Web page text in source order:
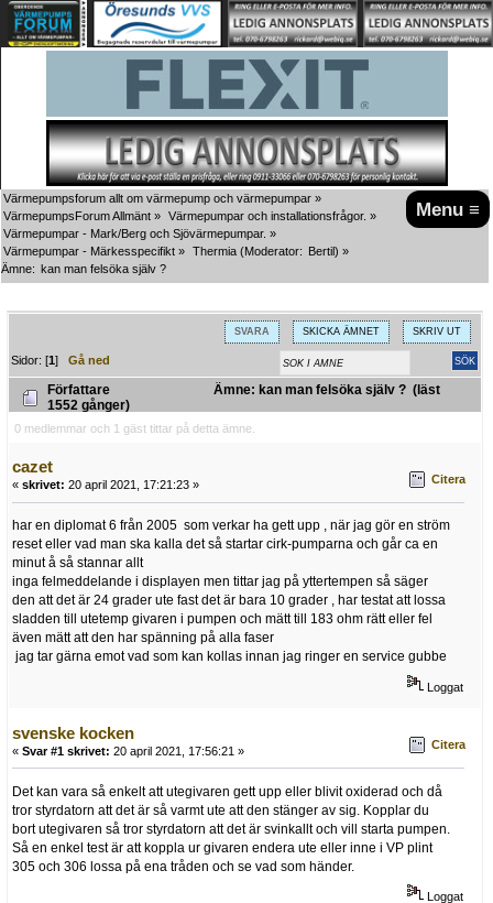
Menu ≡
Värmepumpsforum allt om värmepump och värmepumpar »
VärmepumpsForum Allmänt » Värmepumpar och installationsfrågor. »
Värmepumpar - Mark/Berg och Sjövärmepumpar. »
Värmepumpar - Märkesspecifikt » Thermia (Moderator: Bertil) »
Ämne: kan man felsöka själv ?
SVARA SKICKA ÄMNET SKRIV UT
Sidor: [1]Gå ned
Författare
Ämne: kan man felsöka själv ? (läst
1552 gånger)
0 medlemmar och 1 gäst tittar på detta ämne.
cazet
« skrivet: 20 april 2021, 17:21:23 » Citera
har en diplomat 6 från 2005 som verkar ha gett upp , när jag gör en ström
reset eller vad man ska kalla det så startar cirk-pumparna och går ca en
minut å så stannar allt
inga felmeddelande i displayen men tittar jag på yttertempen så säger
den att det är 24 grader ute fast det är bara 10 grader , har testat att lossa
sladden till utetemp givaren i pumpen och mätt till 183 ohm rätt eller fel
även mätt att den har spänning på alla faser
jag tar gärna emot vad som kan kollas innan jag ringer en service gubbe
Loggat
svenske kocken
« Svar #1 skrivet: 20 april 2021, 17:56:21 » Citera
Det kan vara så enkelt att utegivaren gett upp eller blivit oxiderad och då
tror styrdatorn att det är så varmt ute att den stänger av sig. Kopplar du
bort utegivaren så tror styrdatorn att det är svinkallt och vill starta pumpen.
Så en enkel test är att koppla ur givaren endera ute eller inne i VP plint
305 och 306 lossa på ena tråden och se vad som händer.
Loggat